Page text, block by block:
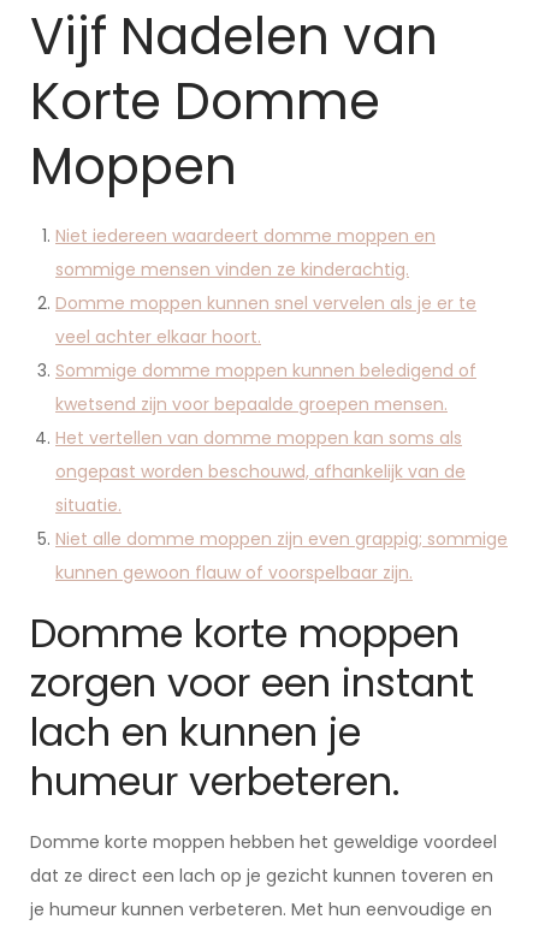
Vijf Nadelen van
Korte Domme
Moppen
Niet iedereen waardeert domme moppen en
sommige mensen vinden ze kinderachtig.
Domme moppen kunnen snel vervelen als je er te
veel achter elkaar hoort.
Sommige domme moppen kunnen beledigend of
kwetsend zijn voor bepaalde groepen mensen.
Het vertellen van domme moppen kan soms als
ongepast worden beschouwd, afhankelijk van de
situatie.
Niet alle domme moppen zijn even grappig; sommige
kunnen gewoon flauw of voorspelbaar zijn.
Domme korte moppen
zorgen voor een instant
lach en kunnen je
humeur verbeteren.
Domme korte moppen hebben het geweldige voordeel
dat ze direct een lach op je gezicht kunnen toveren en
je humeur kunnen verbeteren. Met hun eenvoudige en